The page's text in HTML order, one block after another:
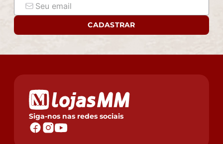
CADASTRAR
Siga-nos nas redes sociais